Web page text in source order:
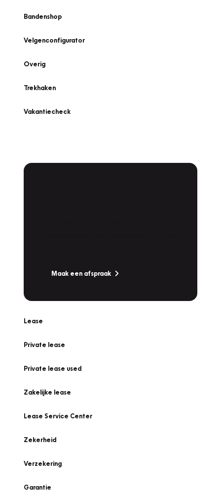
Bandenshop
Velgenconfigurator
Overig
Trekhaken
Vakantiecheck
Maak een afspraak
Lease
Private lease
Private lease used
Zakelijke lease
Lease Service Center
Zekerheid
Verzekering
Garantie